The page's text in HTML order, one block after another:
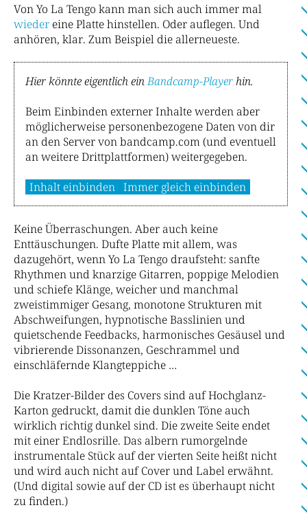
Von Yo La Tengo kann man sich auch immer mal
wieder eine Platte hinstellen. Oder auflegen. Und
anhören, klar. Zum Beispiel die allerneueste.
Hier könnte eigentlich einBandcamp-Playerhin.
Beim Einbinden externer Inhalte werden aber
möglicherweise personenbezogene Daten von dir
an den Server von bandcamp.com (und eventuell
an weitere Drittplattformen) weitergegeben.
Inhalt einbinden Immer gleich einbinden
Keine Überraschungen. Aber auch keine
Enttäuschungen. Dufte Platte mit allem, was
dazugehört, wenn Yo La Tengo draufsteht: sanfte
Rhythmen und knarzige Gitarren, poppige Melodien
und schiefe Klänge, weicher und manchmal
zweistimmiger Gesang, monotone Strukturen mit
Abschweifungen, hypnotische Basslinien und
quietschende Feedbacks, harmonisches Gesäusel und
vibrierende Dissonanzen, Geschrammel und
einschläfernde Klangteppiche …
Die Kratzer-Bilder des Covers sind auf Hochglanz-
Karton gedruckt, damit die dunklen Töne auch
wirklich richtig dunkel sind. Die zweite Seite endet
mit einer Endlosrille. Das albern rumorgelnde
instrumentale Stück auf der vierten Seite heißt nicht
und wird auch nicht auf Cover und Label erwähnt.
(Und digital sowie auf der CD ist es überhaupt nicht
zu finden.)